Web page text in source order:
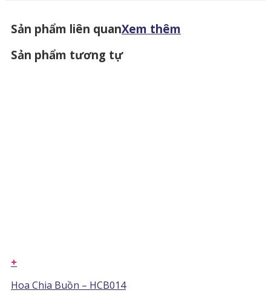
Sản phẩm liên quanXem thêm
Sản phẩm tương tự
+
Hoa Chia Buồn – HCB014